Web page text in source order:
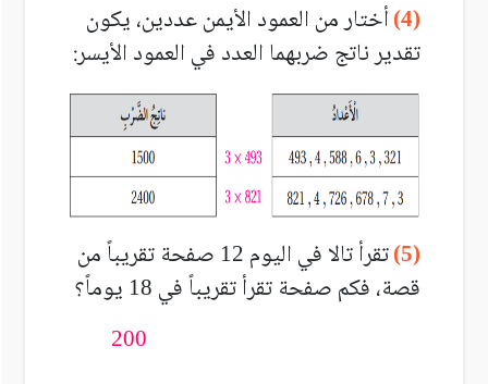
(4) أختار من العمود الأيمن عددين، يكون
تقدير ناتج ضربهما العدد في العمود الأيسر:
(5) تقرأ تالا في اليوم 12 صفحة تقريباً من
قصة، فكم صفحة تقرأ تقريباً في 18 يوماً؟
200